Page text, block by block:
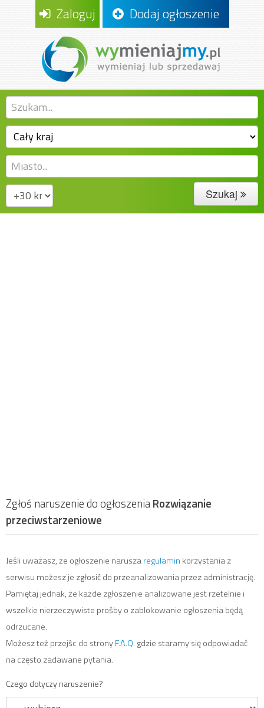
Zaloguj Dodaj ogłoszenie
Szukaj
Zgłoś naruszenie do ogłoszeniaRozwiązanie
przeciwstarzeniowe
Jeśli uważasz, że ogłoszenie naruszaregulamin korzystania z
serwisu możesz je zgłosić do przeanalizowania przez administrację.
Pamiętaj jednak, że każde zgłoszenie analizowane jest rzetelnie i
wszelkie nierzeczywiste prośby o zablokowanie ogłoszenia będą
odrzucane.
Możesz też przejśc do stronyF.A.Q. gdzie staramy się odpowiadać
na często zadawane pytania.
Czego dotyczy naruszenie?